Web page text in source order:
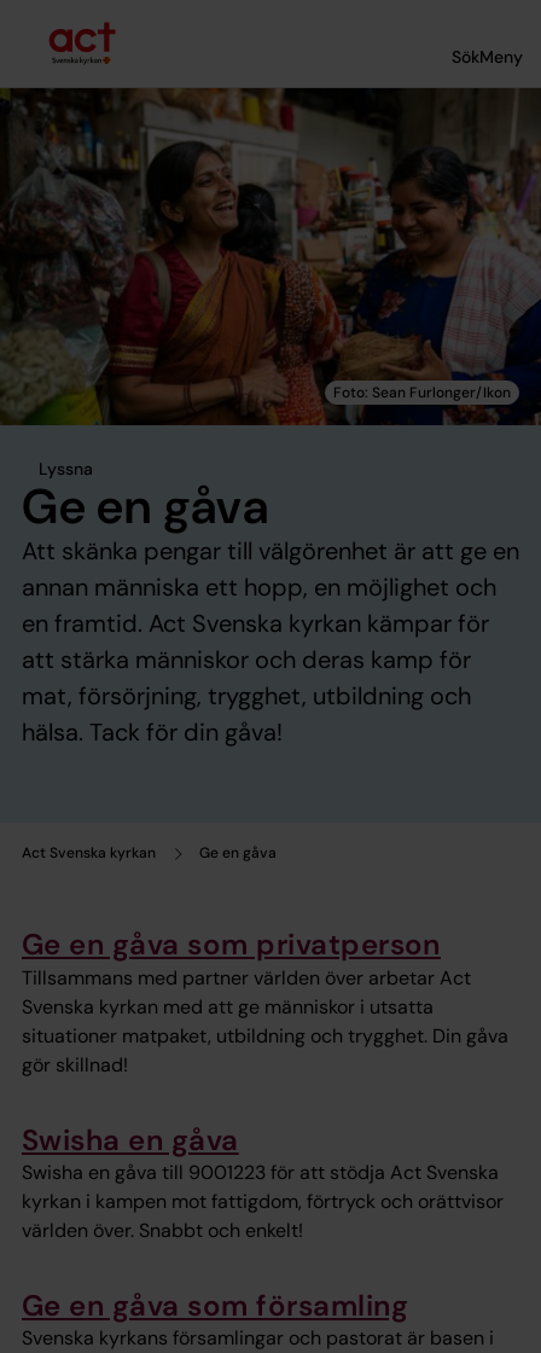
SökMeny
Act Svenska kyrkan Ge en gåva
Lyssna
Ge en gåva
Att skänka pengar till välgörenhet är att ge en
annan människa ett hopp, en möjlighet och
en framtid. Act Svenska kyrkan kämpar för
att stärka människor och deras kamp för
mat, försörjning, trygghet, utbildning och
hälsa. Tack för din gåva!
Ge en gåva som privatperson
Tillsammans med partner världen över arbetar Act
Svenska kyrkan med att ge människor i utsatta
situationer matpaket, utbildning och trygghet. Din gåva
gör skillnad!
Swisha en gåva
Swisha en gåva till 9001223 för att stödja Act Svenska
kyrkan i kampen mot fattigdom, förtryck och orättvisor
världen över. Snabbt och enkelt!
Ge en gåva som församling
Svenska kyrkans församlingar och pastorat är basen i